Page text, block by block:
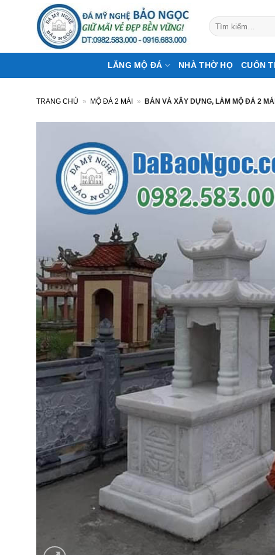
dung
Tìm
kiếm:
LĂNG MỘ ĐÁ NHÀ THỜ HỌ CUỐN
TRANG CHỦ » MỘ ĐÁ 2 MÁI » BÁN VÀ XÂY DỰNG, LÀM MỘ ĐÁ 2